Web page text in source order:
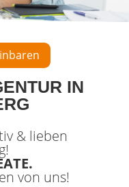
IN
& lieben
von uns!